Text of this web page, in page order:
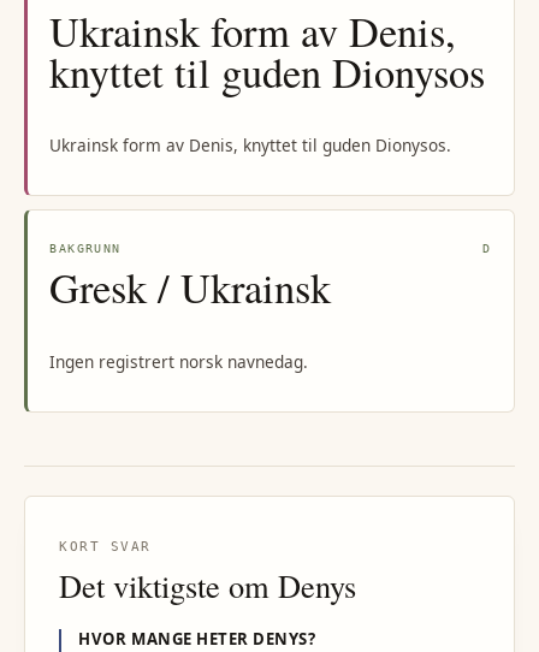
Ukrainsk form av Denis,
knyttet til guden Dionysos
Ukrainsk form av Denis, knyttet til guden Dionysos.
BAKGRUNN D
Gresk / Ukrainsk
Ingen registrert norsk navnedag.
KORT SVAR
Det viktigste om Denys
HVOR MANGE HETER DENYS?